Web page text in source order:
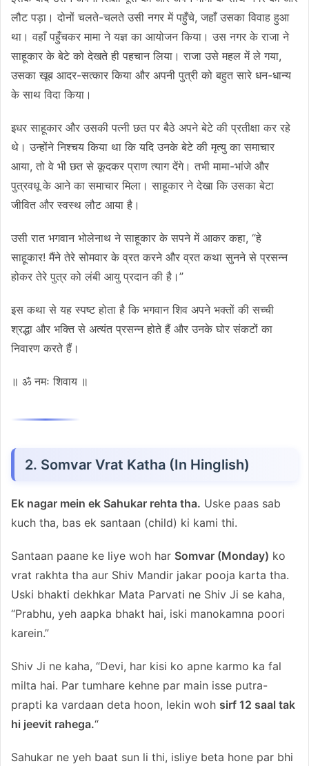
लौट पड़ा। दोनों चलते-चलते उसी नगर में पहुँचे, जहाँ उसका विवाह हुआ
था। वहाँ पहुँचकर मामा ने यज्ञ का आयोजन किया। उस नगर के राजा ने
साहूकार के बेटे को देखते ही पहचान लिया। राजा उसे महल में ले गया,
उसका खूब आदर-सत्कार किया और अपनी पुत्री को बहुत सारे धन-धान्य
के साथ विदा किया।
इधर साहूकार और उसकी पत्नी छत पर बैठे अपने बेटे की प्रतीक्षा कर रहे
थे। उन्होंने निश्चय किया था कि यदि उनके बेटे की मृत्यु का समाचार
आया, तो वे भी छत से कूदकर प्राण त्याग देंगे। तभी मामा-भांजे और
पुत्रवधू के आने का समाचार मिला। साहूकार ने देखा कि उसका बेटा
जीवित और स्वस्थ लौट आया है।
उसी रात भगवान भोलेनाथ ने साहूकार के सपने में आकर कहा, “हे
साहूकार! मैंने तेरे सोमवार के व्रत करने और व्रत कथा सुनने से प्रसन्न
होकर तेरे पुत्र को लंबी आयु प्रदान की है।”
इस कथा से यह स्पष्ट होता है कि भगवान शिव अपने भक्तों की सच्ची
श्रद्धा और भक्ति से अत्यंत प्रसन्न होते हैं और उनके घोर संकटों का
निवारण करते हैं।
॥ ॐ नमः शिवाय ॥
2. Somvar Vrat Katha (In Hinglish)
Ek nagar mein ek Sahukar rehta tha. Uske paas sab
kuch tha, bas ek santaan (child) ki kami thi.
Santaan paane ke liye woh har Somvar (Monday) ko
vrat rakhta tha aur Shiv Mandir jakar pooja karta tha.
Uski bhakti dekhkar Mata Parvati ne Shiv Ji se kaha,
“Prabhu, yeh aapka bhakt hai, iski manokamna poori
karein.”
Shiv Ji ne kaha, “Devi, har kisi ko apne karmo ka fal
milta hai. Par tumhare kehne par main isse putra-
prapti ka vardaan deta hoon, lekin woh sirf 12 saal tak
hi jeevit rahega.“
Sahukar ne yeh baat sun li thi, isliye beta hone par bhi